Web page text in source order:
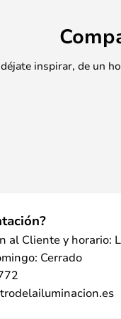
inspirar, de un
al Cliente y horario:
Cerrado